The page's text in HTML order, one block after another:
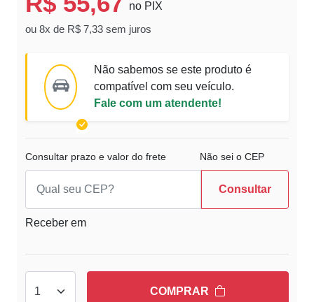
no PIX
ou 8x de R$ 7,33 sem juros
Não sabemos se este produto é
compatível com seu veículo.
Fale com um atendente!
Consultar prazo e valor do frete Não sei o CEP
Consultar
Receber em
COMPRAR